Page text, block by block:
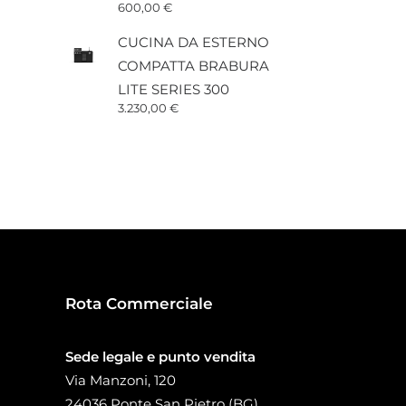
600,00 €
CUCINA DA ESTERNO
COMPATTA BRABURA
LITE SERIES 300
3.230,00 €
Rota Commerciale
Sede legale e punto vendita
Via Manzoni, 120